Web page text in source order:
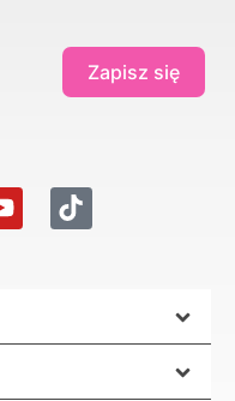
Zapisz się